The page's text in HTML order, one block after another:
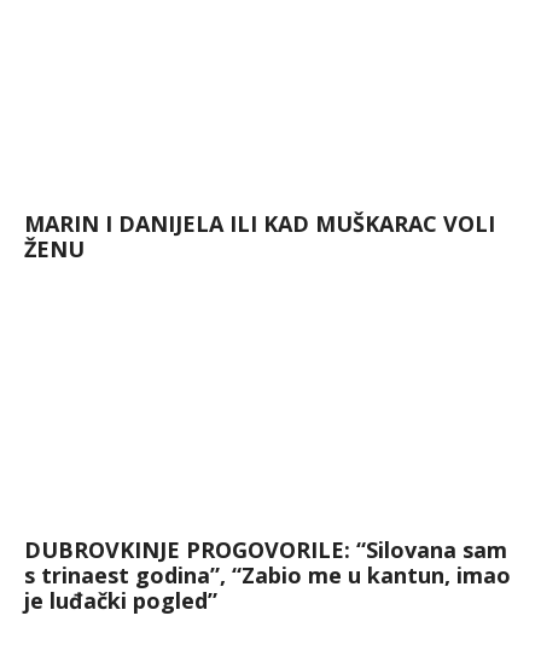
MARIN I DANIJELA ILI KAD MUŠKARAC VOLI
ŽENU
DUBROVKINJE PROGOVORILE: “Silovana sam
s trinaest godina”, “Zabio me u kantun, imao
je luđački pogled”